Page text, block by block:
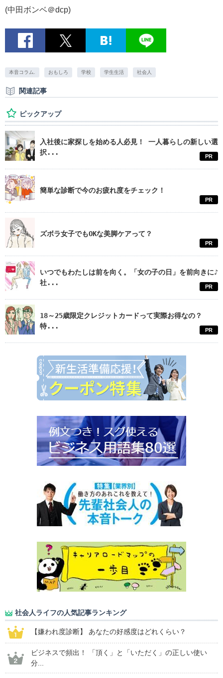
(中田ボンベ＠dcp)
本音コラム. おもしろ 学校 学生生活 社会人
関連記事
ピックアップ
入社後に家探しを始める人必見！ 一人暮らしの新しい選
択...
PR
簡単な診断で今のお疲れ度をチェック！
PR
ズボラ女子でもOKな美脚ケアって？
PR
いつでもわたしは前を向く。「女の子の日」を前向きに♪
社...
PR
18～25歳限定クレジットカードって実際お得なの？
特...
PR
社会人ライフの人気記事ランキング
【嫌われ度診断】 あなたの好感度はどれくらい？
ビジネスで頻出！ 「頂く」と「いただく」の正しい使い
分...